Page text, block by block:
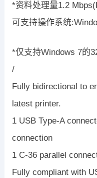
*资料处理量1.2
可支持操作系统
*仅支持Windows 7的
/
Fully bidirectional to
latest printer.
1 USB Type-A
connection
1 C-36 parallel
Fully compliant with